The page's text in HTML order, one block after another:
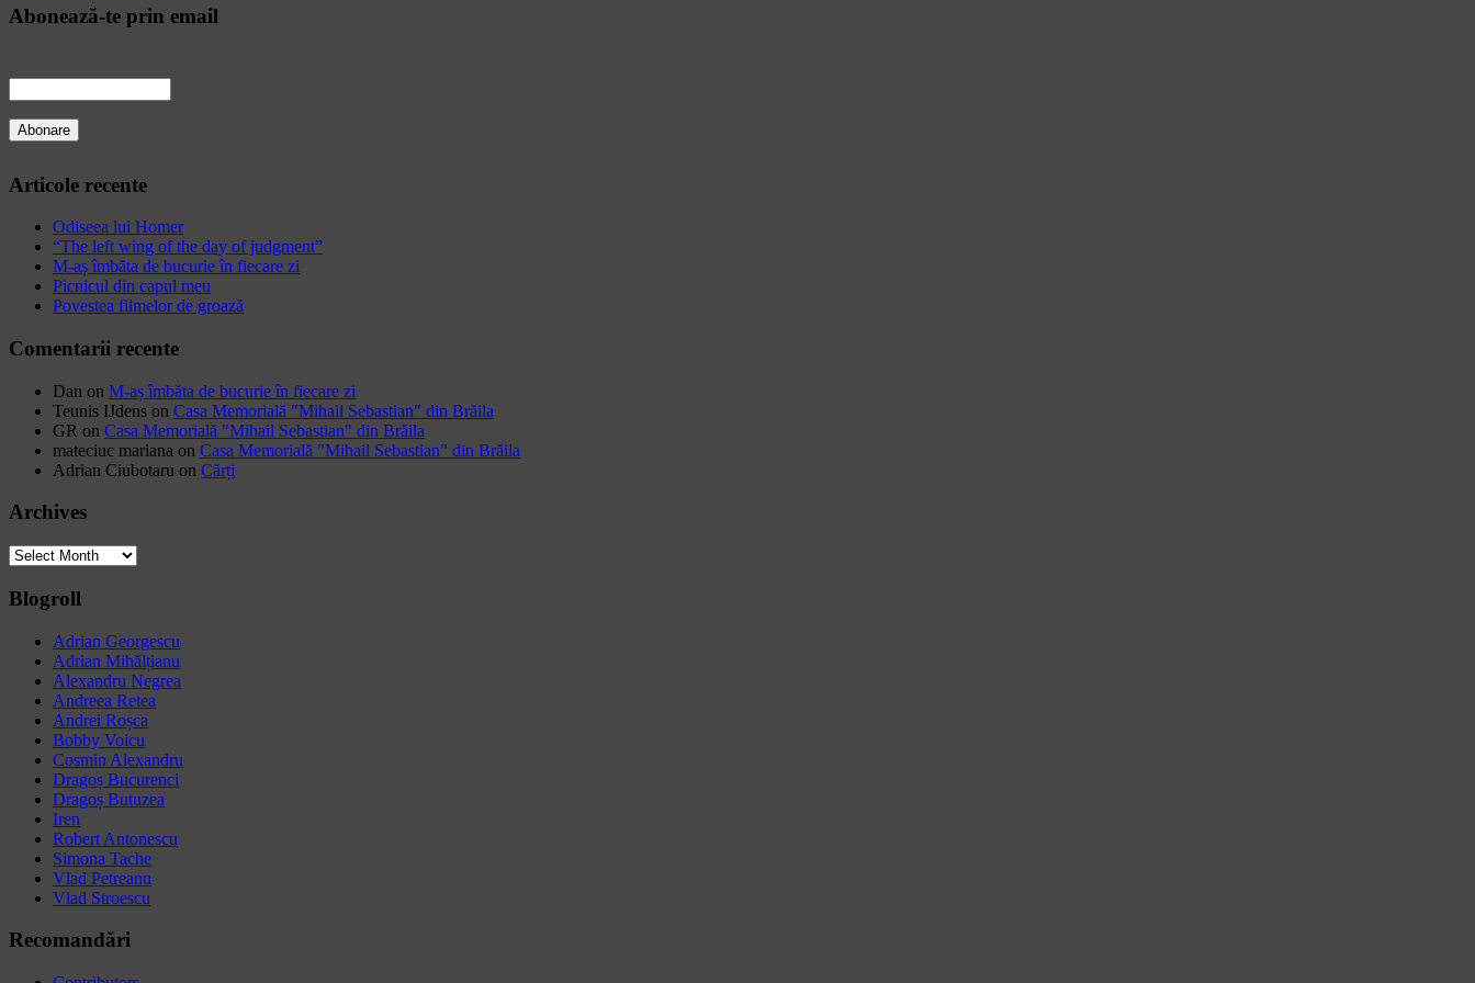
Abonează-te prin email
Articole recente
Odiseea lui Homer
“The left wing of the day of judgment”
M-aș îmbăta de bucurie în fiecare zi
Picnicul din capul meu
Povestea filmelor de groază
Comentarii recente
Dan on M-aș îmbăta de bucurie în fiecare zi
Teunis IJdens on Casa Memorială "Mihail Sebastian" din Brăila
GR on Casa Memorială "Mihail Sebastian" din Brăila
mateciuc mariana on Casa Memorială "Mihail Sebastian" din Brăila
Adrian Ciubotaru on Cărți
Archives
Archives
Blogroll
Adrian Georgescu
Adrian Mihălțianu
Alexandru Negrea
Andreea Retea
Andrei Roșca
Bobby Voicu
Cosmin Alexandru
Dragoș Bucurenci
Dragoș Butuzea
Iren
Robert Antonescu
Simona Tache
Vlad Petreanu
Vlad Stroescu
Recomandări